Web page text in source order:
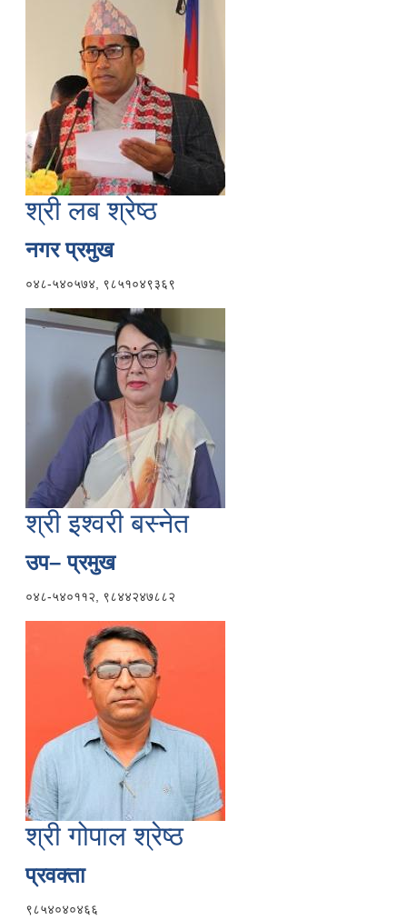
श्री लब श्रेष्ठ
नगर प्रमुख
०४८-५४०५७४, ९८५१०४९३६९
श्री इश्वरी बस्नेत
उप– प्रमुख
०४८-५४०११२, ९८४४२४७८८२
श्री गोपाल श्रेष्ठ
प्रवक्ता
९८५४०४०४६६